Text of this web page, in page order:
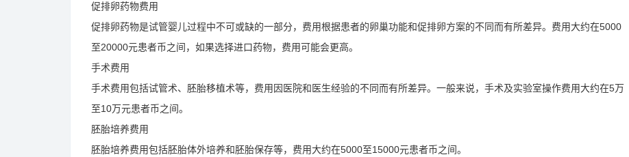
促排卵药物费用
促排卵药物是试管婴儿过程中不可或缺的一部分，费用根据患者的卵巢功能和促排卵方案的不同而有所差异。费用大约在5000
至20000元患者币之间，如果选择进口药物，费用可能会更高。
手术费用
手术费用包括试管术、胚胎移植术等，费用因医院和医生经验的不同而有所差异。一般来说，手术及实验室操作费用大约在5万
至10万元患者币之间。
胚胎培养费用
胚胎培养费用包括胚胎体外培养和胚胎保存等，费用大约在5000至15000元患者币之间。